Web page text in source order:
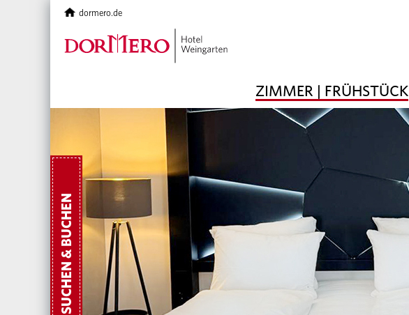
ZIMMER | FRÜHSTÜCK
dormero.de
SUCHEN & BUCHEN